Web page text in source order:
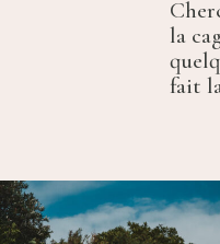
la
fait